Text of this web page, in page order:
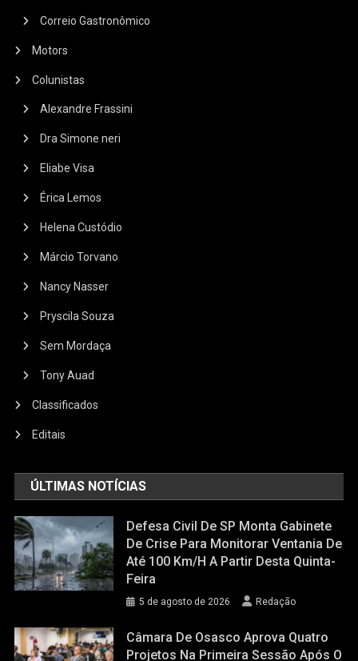
Correio Gastronômico
Motors
Colunistas
Alexandre Frassini
Dra Simone neri
Eliabe Visa
Érica Lemos
Helena Custódio
Márcio Torvano
Nancy Nasser
Pryscila Souza
Sem Mordaça
Tony Auad
Classificados
Editais
ÚLTIMAS NOTÍCIAS
Defesa Civil De SP Monta Gabinete
De Crise Para Monitorar Ventania De
Até 100 Km/h A Partir Desta Quinta-
Feira
5 de agosto de 2026 Redação
Câmara De Osasco Aprova Quatro
Projetos Na Primeira Sessão Após O